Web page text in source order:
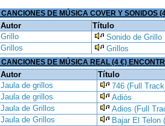
CANCIONES DE MÚSICA COVER Y SONIDOS
Autor
Título
Grillo
Sonido de Grillo
Grillos
Grillos
CANCIONES DE MÚSICA REAL (4 €)
Autor
Título
Jaula de grillos
746 (Full
Jaula de grillos
Adiós
Jaula de Grillos
Adios (Full
Jaula de Grillos
Bajar El Telon